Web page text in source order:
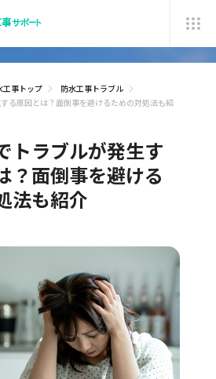
工事トップ
防水工事トラブル
る原因とは？面倒事を避けるための対処法も紹
トラブルが発生す
？面倒事を避ける
法も紹介